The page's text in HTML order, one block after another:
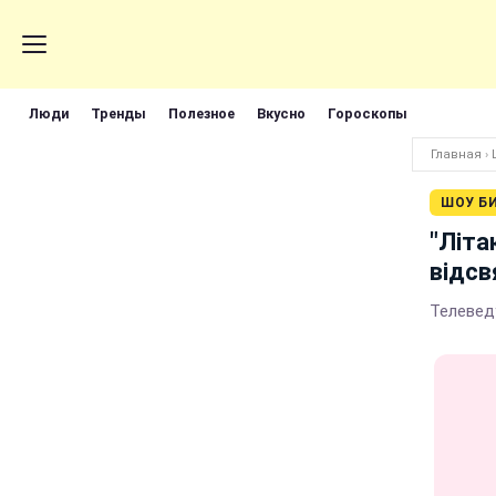
Люди Тренды Полезное Вкусно Гороскопы
Главная ›
ШОУ